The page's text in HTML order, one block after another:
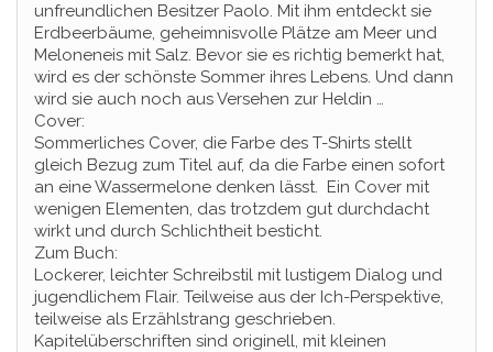
unfreundlichen Besitzer Paolo. Mit ihm entdeckt sie
Erdbeerbäume, geheimnisvolle Plätze am Meer und
Meloneneis mit Salz. Bevor sie es richtig bemerkt hat,
wird es der schönste Sommer ihres Lebens. Und dann
wird sie auch noch aus Versehen zur Heldin …
Cover:
Sommerliches Cover, die Farbe des T-Shirts stellt
gleich Bezug zum Titel auf, da die Farbe einen sofort
an eine Wassermelone denken lässt. Ein Cover mit
wenigen Elementen, das trotzdem gut durchdacht
wirkt und durch Schlichtheit besticht.
Zum Buch:
Lockerer, leichter Schreibstil mit lustigem Dialog und
jugendlichem Flair. Teilweise aus der Ich-Perspektive,
teilweise als Erzählstrang geschrieben.
Kapitelüberschriften sind originell, mit kleinen